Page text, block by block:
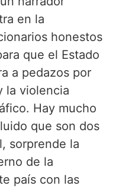
en la
honestos
que el Estado
a pedazos por
la violencia
Hay mucho
que son dos
sorprende la
de la
país con las